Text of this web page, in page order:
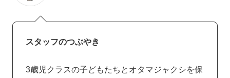
スタッフのつぶやき
3歳児クラスの子どもたちとオタマジャクシを保